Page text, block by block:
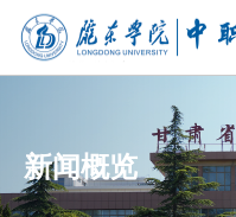
新闻概览